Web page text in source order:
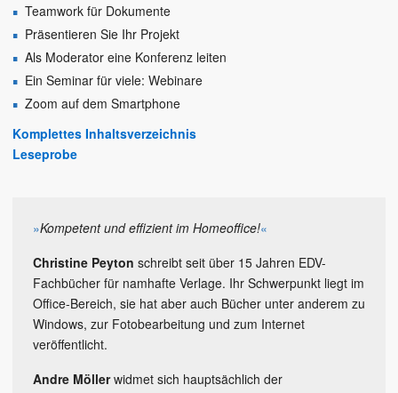
Teamwork für Dokumente
Präsentieren Sie Ihr Projekt
Als Moderator eine Konferenz leiten
Ein Seminar für viele: Webinare
Zoom auf dem Smartphone
Komplettes Inhaltsverzeichnis
Leseprobe
»Kompetent und effizient im Homeoffice!«
Christine Peyton schreibt seit über 15 Jahren EDV-
Fachbücher für namhafte Verlage. Ihr Schwerpunkt liegt im
Office-Bereich, sie hat aber auch Bücher unter anderem zu
Windows, zur Fotobearbeitung und zum Internet
veröffentlicht.
Andre Möllerwidmet sich hauptsächlich der